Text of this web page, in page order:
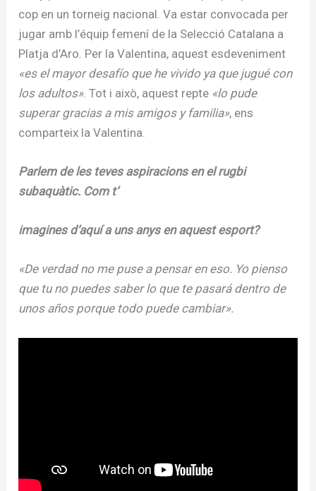
cop en un torneig nacional. Va estar convocada per
jugar amb l’équip femení de la Selecció Catalana a
Platja d’Aro. Per la Valentina, aquest esdeveniment
«es el mayor desafío que he vivido ya que jugué con
los adultos». Tot i això, aquest repte «lo pude
superar gracias a mis amigos y familia», ens
comparteix la Valentina.
Parlem de les teves aspiracions en el rugbi
subaquàtic. Com t’
imagines d’aquí a uns anys en aquest esport?
«De verdad no me puse a pensar en eso. Yo pienso
que tu no puedes saber lo que te pasará dentro de
unos años porque todo puede cambiar».